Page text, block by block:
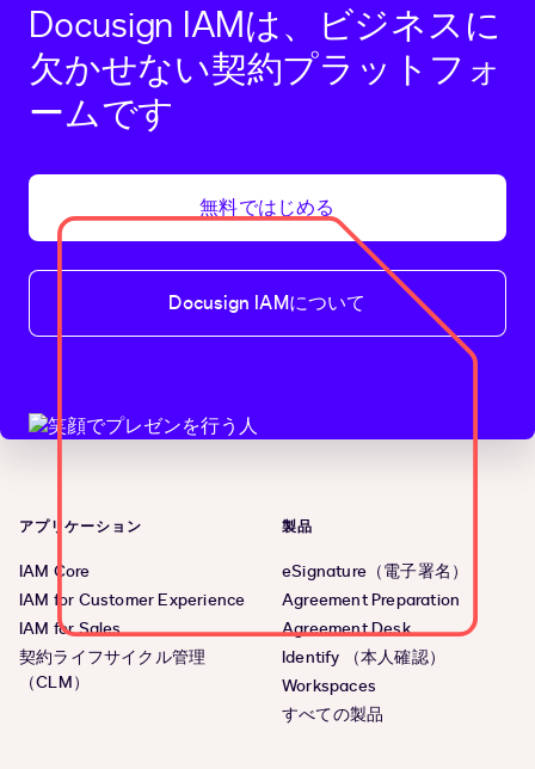
Docusign IAMは、ビジネスに
欠かせない契約プラットフォ
ームです
無料ではじめる
Docusign IAMについて
アプリケーション
IAM Core
IAM for Customer Experience
IAM for Sales
契約ライフサイクル管理
（CLM）
製品
eSignature（電子署名）
Agreement Preparation
Agreement Desk
Identify （本人確認）
Workspaces
すべての製品